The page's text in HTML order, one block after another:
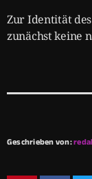
Zur Identität
zunächst keine
Geschrieben von: